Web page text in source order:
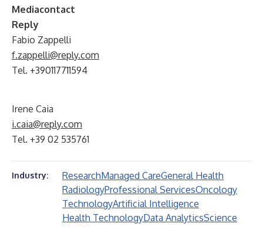
Mediacontact
Reply
Fabio Zappelli
f.zappelli@reply.com
Tel. +390117711594
Irene Caia
i.caia@reply.com
Tel. +39 02 535761
Industry: ResearchManaged CareGeneral Health
RadiologyProfessional ServicesOncology
TechnologyArtificial Intelligence
Health TechnologyData AnalyticsScience